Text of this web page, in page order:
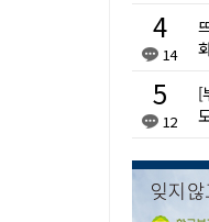
14
12
[